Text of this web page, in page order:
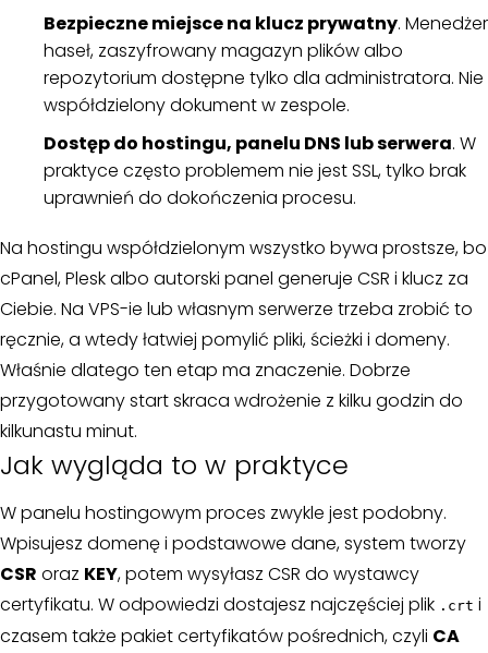
Bezpieczne miejsce na klucz prywatny. Menedżer
haseł, zaszyfrowany magazyn plików albo
repozytorium dostępne tylko dla administratora. Nie
współdzielony dokument w zespole.
Dostęp do hostingu, panelu DNS lub serwera. W
praktyce często problemem nie jest SSL, tylko brak
uprawnień do dokończenia procesu.
Na hostingu współdzielonym wszystko bywa prostsze, bo
cPanel, Plesk albo autorski panel generuje CSR i klucz za
Ciebie. Na VPS-ie lub własnym serwerze trzeba zrobić to
ręcznie, a wtedy łatwiej pomylić pliki, ścieżki i domeny.
Właśnie dlatego ten etap ma znaczenie. Dobrze
przygotowany start skraca wdrożenie z kilku godzin do
kilkunastu minut.
Jak wygląda to w praktyce
W panelu hostingowym proces zwykle jest podobny.
Wpisujesz domenę i podstawowe dane, system tworzy
CSR oraz KEY, potem wysyłasz CSR do wystawcy
certyfikatu. W odpowiedzi dostajesz najczęściej plik .crt i
czasem także pakiet certyfikatów pośrednich, czyli CA